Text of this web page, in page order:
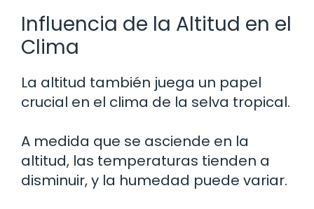
Influencia de la Altitud en el
Clima
La altitud también juega un papel
crucial en el clima de la selva tropical.
A medida que se asciende en la
altitud, las temperaturas tienden a
disminuir, y la humedad puede variar.